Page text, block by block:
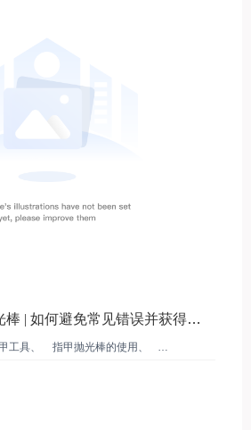
| 如何避免常见错误并获得沙
工具
指甲抛光棒的使用